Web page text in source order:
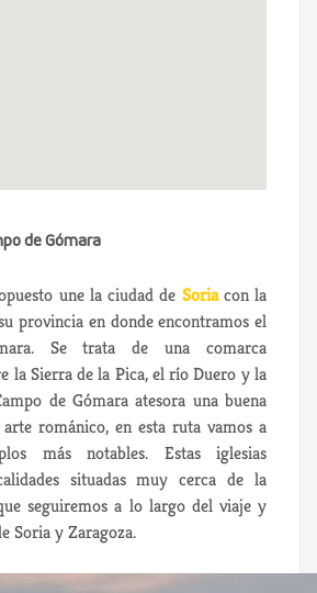
de Gómara
une la ciudad de Soriacon la
provincia en donde encontramos el
Se trata de una comarca
la Sierra de la Pica, el río Duero y la
de Gómara atesora una buena
románico, en esta ruta vamos a
más notables. Estas iglesias
situadas muy cerca de la
seguiremos a lo largo del viaje y
Soria y Zaragoza.